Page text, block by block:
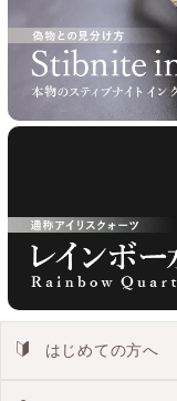
はじめての方へ